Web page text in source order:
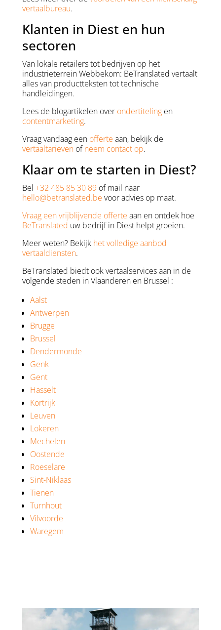
vertaalbureau.
Klanten in Diest en hun
sectoren
Van lokale retailers tot bedrijven op het
industrieterrein Webbekom: BeTranslated vertaalt
alles van productteksten tot technische
handleidingen.
Lees de blogartikelen over ondertitelingen
contentmarketing.
Vraag vandaag een offerte aan, bekijk de
vertaaltarievenofneem contact op.
Klaar om te starten in Diest?
Bel +32 485 85 30 89 of mail naar
hello@betranslated.be voor advies op maat.
Vraag een vrijblijvende offerte aan en ontdek hoe
BeTranslated uw bedrijf in Diest helpt groeien.
Meer weten? Bekijk het volledige aanbod
vertaaldiensten.
BeTranslated biedt ook vertaalservices aan in de
volgende steden in Vlaanderen en Brussel :
Aalst
Antwerpen
Brugge
Brussel
Dendermonde
Genk
Gent
Hasselt
Kortrijk
Leuven
Lokeren
Mechelen
Oostende
Roeselare
Sint-Niklaas
Tienen
Turnhout
Vilvoorde
Waregem